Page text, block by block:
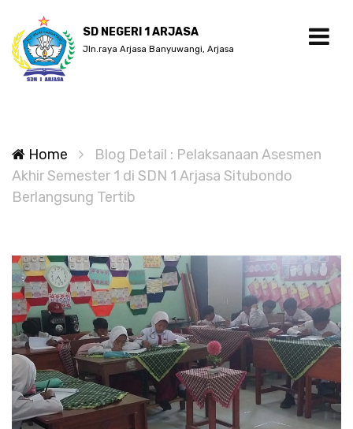
SD NEGERI 1 ARJASA
Jln.raya Arjasa Banyuwangi, Arjasa
Home
Blog Detail : Pelaksanaan Asesmen
Akhir Semester 1 di SDN 1 Arjasa Situbondo
Berlangsung Tertib